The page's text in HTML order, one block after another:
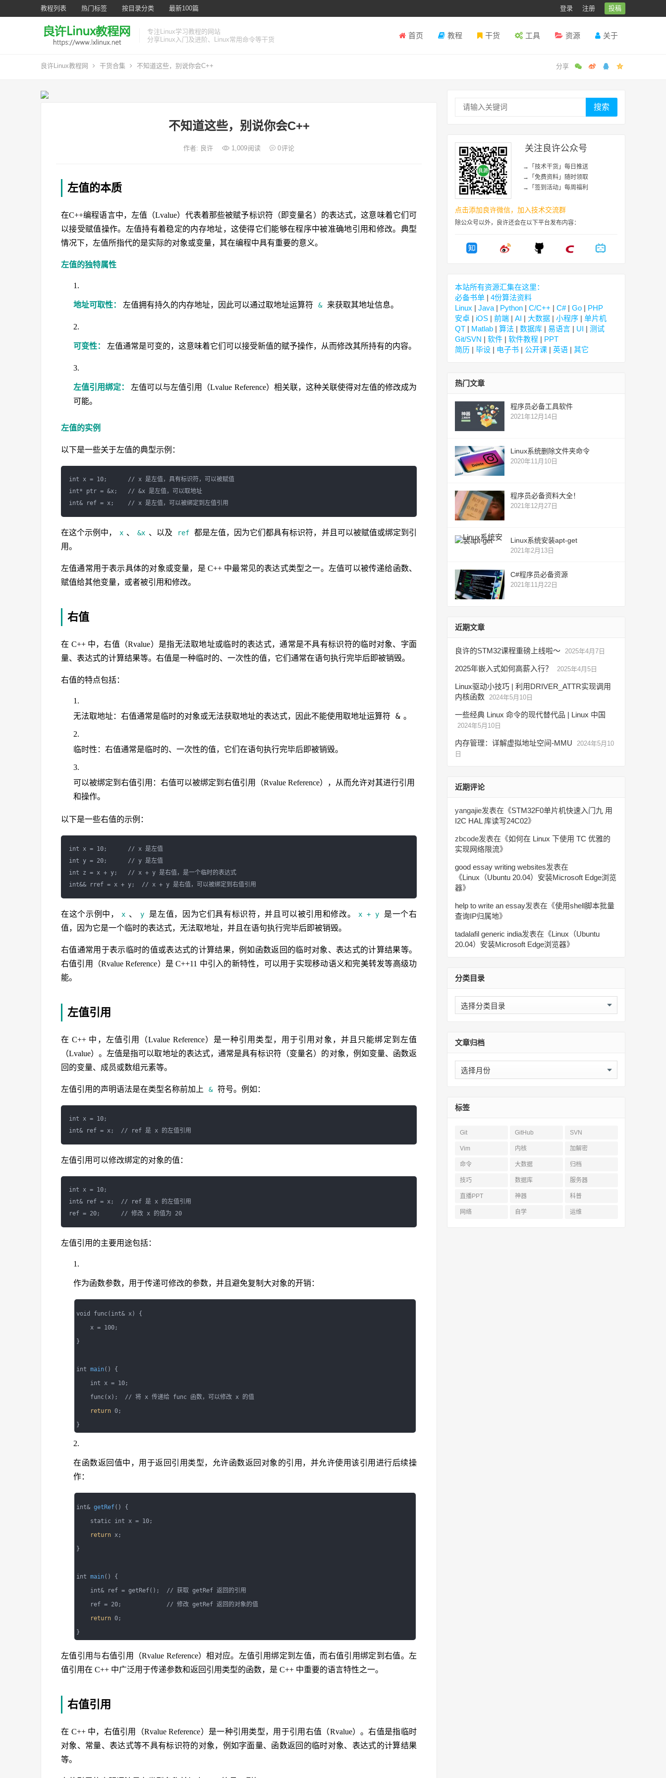
教程列表 热门标签 按目录分类 最新100篇 登录 注册 投稿
专注Linux学习教程的网站
分享Linux入门及进阶、Linux常用命令等干货
首页 教程 干货 工具 资源 关于
良许Linux教程网 干货合集 不知道这些，别说你会C++
不知道这些，别说你会C++
作者: 良许 1,009阅读 0评论
左值的本质
在C++编程语言中，左值（Lvalue）代表着那些被赋予标识符（即变量名）的表达式，这意味着它们可
以接受赋值操作。左值持有着稳定的内存地址，这使得它们能够在程序中被准确地引用和修改。典型
情况下，左值所指代的是实际的对象或变量，其在编程中具有重要的意义。
左值的独特属性
地址可取性： 左值拥有持久的内存地址，因此可以通过取地址运算符 & 来获取其地址信息。
可变性： 左值通常是可变的，这意味着它们可以接受新值的赋予操作，从而修改其所持有的内容。
左值引用绑定：
左值可以与左值引用（Lvalue Reference）相关联，这种关联使得对左值的修改成为
可能。
左值的实例
以下是一些关于左值的典型示例：
int x = 10;      // x 是左值，具有标识符，可以被赋值
int* ptr = &x;   // &x 是左值，可以取地址
在这个示例中， x 、 &x 、以及 ref
都是左值，因为它们都具有标识符，并且可以被赋值或绑定到引
用。
左值通常用于表示具体的对象或变量，是 C++ 中最常见的表达式类型之一。左值可以被传递给函数、
赋值给其他变量，或者被引用和修改。
右值
在 C++ 中，右值（Rvalue）是指无法取地址或临时的表达式，通常是不具有标识符的临时对象、字面
量、表达式的计算结果等。右值是一种临时的、一次性的值，它们通常在语句执行完毕后即被销毁。
右值的特点包括：
无法取地址：右值通常是临时的对象或无法获取地址的表达式，因此不能使用取地址运算符 & 。
临时性：右值通常是临时的、一次性的值，它们在语句执行完毕后即被销毁。
可以被绑定到右值引用：右值可以被绑定到右值引用（Rvalue Reference），从而允许对其进行引用
和操作。
以下是一些右值的示例：
int x = 10;      // x 是左值
int y = 20;      // y 是左值
int z = x + y;   // x + y 是右值，是一个临时的表达式
在这个示例中， x 、 y 是左值，因为它们具有标识符，并且可以被引用和修改。 x + y
是一个右
值，因为它是一个临时的表达式，无法取地址，并且在语句执行完毕后即被销毁。
右值通常用于表示临时的值或表达式的计算结果，例如函数返回的临时对象、表达式的计算结果等。
右值引用（Rvalue Reference）是 C++11 中引入的新特性，可以用于实现移动语义和完美转发等高级功
能。
左值引用
在 C++ 中，左值引用（Lvalue Reference）是一种引用类型，用于引用对象，并且只能绑定到左值
（Lvalue）。左值是指可以取地址的表达式，通常是具有标识符（变量名）的对象，例如变量、函数返
回的变量、成员或数组元素等。
左值引用的声明语法是在类型名称前加上 & 符号。例如：
int x = 10;
左值引用可以修改绑定的对象的值：
int x = 10;
int& ref = x;  // ref 是 x 的左值引用
左值引用的主要用途包括：
作为函数参数，用于传递可修改的参数，并且避免复制大对象的开销：
void func(int& x) {
x = 100;
}
int main() {
int x = 10;
func(x);  // 将 x 传递给 func 函数，可以修改 x 的值
return 0;
在函数返回值中，用于返回引用类型，允许函数返回对象的引用，并允许使用该引用进行后续操
作：
int& getRef() {
static int x = 10;
return x;
}
int main() {
int& ref = getRef();  // 获取 getRef 返回的引用
ref = 20;             // 修改 getRef 返回的对象的值
return 0;
左值引用与右值引用（Rvalue Reference）相对应。左值引用绑定到左值，而右值引用绑定到右值。左
值引用在 C++ 中广泛用于传递参数和返回引用类型的函数，是 C++ 中重要的语言特性之一。
右值引用
在 C++ 中，右值引用（Rvalue Reference）是一种引用类型，用于引用右值（Rvalue）。右值是指临时
对象、常量、表达式等不具有标识符的对象，例如字面量、函数返回的临时对象、表达式的计算结果
等。
搜索
关注良许公众号
→「技术干货」每日推送
→「免费资料」随时领取
→「签到活动」每周福利
点击添加良许微信，加入技术交流群
除公众号以外，良许还会在以下平台发布内容：
本站所有资源汇集在这里：
必备书单 | 4份算法资料
Linux | Java | Python | C/C++ | C#| Go | PHP
安卓 | iOS | 前端 | AI | 大数据 | 小程序 | 单片机
QT | Matlab | 算法 | 数据库 | 易语言 | UI | 测试
Git/SVN | 软件 | 软件教程 | PPT
简历 | 毕设 | 电子书 | 公开课 | 英语 | 其它
热门文章
程序员必备工具软件
2021年12月14日
Linux系统删除文件夹命令
2020年11月10日
程序员必备资料大全！
2021年12月27日
Linux系统安装apt-get
2021年2月13日
C#程序员必备资源
2021年11月22日
近期文章
良许的STM32课程重磅上线啦～ 2025年4月7日
2025年嵌入式如何高薪入行？ 2025年4月5日
Linux驱动小技巧 | 利用DRIVER_ATTR实现调用
内核函数 2024年5月10日
一些经典 Linux 命令的现代替代品 | Linux 中国
2024年5月10日
内存管理：详解虚拟地址空间-MMU
2024年5月10
日
近期评论
yangajie发表在《STM32F0单片机快速入门九 用
I2C HAL 库读写24C02》
zbcode发表在《如何在 Linux 下使用 TC 优雅的
实现网络限流》
good essay writing websites发表在
《Linux（Ubuntu 20.04）安装Microsoft Edge浏览
器》
help to write an essay发表在《使用shell脚本批量
查询IP归属地》
tadalafil generic india发表在《Linux（Ubuntu
20.04）安装Microsoft Edge浏览器》
分类目录
分
类
文章归档
文
章
标签
Git GitHub SVN
Vim 内核 加解密
命令 大数据 归档
技巧 数据库 服务器
直播PPT 神器 科普
网络 自学 运维